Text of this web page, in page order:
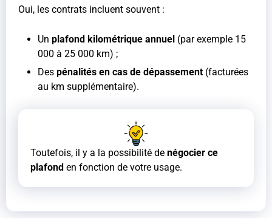
Oui, les contrats incluent souvent :
Un plafond kilométrique annuel (par exemple 15
000 à 25 000 km) ;
Des pénalités en cas de dépassement (facturées
au km supplémentaire).
Toutefois, il y a la possibilité de négocier ce
plafond en fonction de votre usage.